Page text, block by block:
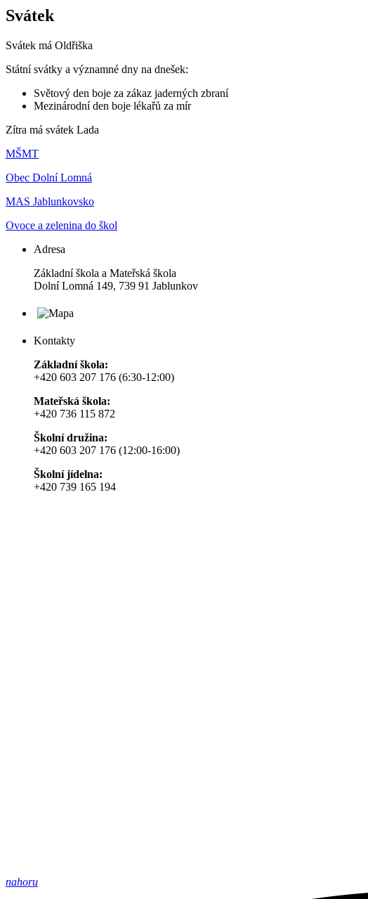
Svátek
Svátek má Oldřiška
Státní svátky a významné dny na dnešek:
Světový den boje za zákaz jaderných zbraní
Mezinárodní den boje lékařů za mír
Zítra má svátek Lada
MŠMT
Obec Dolní Lomná
MAS Jablunkovsko
Ovoce a zelenina do škol
Adresa
Základní škola a Mateřská škola
Dolní Lomná 149, 739 91 Jablunkov
Kontakty
Základní škola:
+420 603 207 176 (6:30-12:00)
Mateřská škola:
+420 736 115 872
Školní družina:
+420 603 207 176 (12:00-16:00)
Školní jídelna:
+420 739 165 194
nahoru